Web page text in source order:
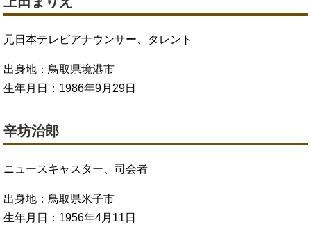
元日本テレビアナウンサー、タレント
出身地：鳥取県境港市
生年月日：1986年9月29日
辛坊治郎
ニュースキャスター、司会者
出身地：鳥取県米子市
生年月日：1956年4月11日